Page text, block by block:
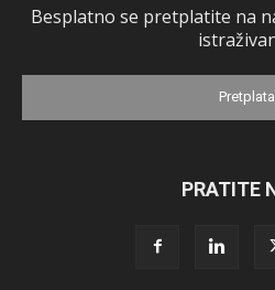
Besplatno se pretplatite na
Pretplata
PRATITE